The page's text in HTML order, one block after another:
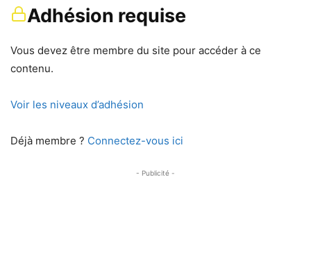
Adhésion requise
Vous devez être membre du site pour accéder à ce
contenu.
Voir les niveaux d’adhésion
Déjà membre ? Connectez-vous ici
- Publicité -